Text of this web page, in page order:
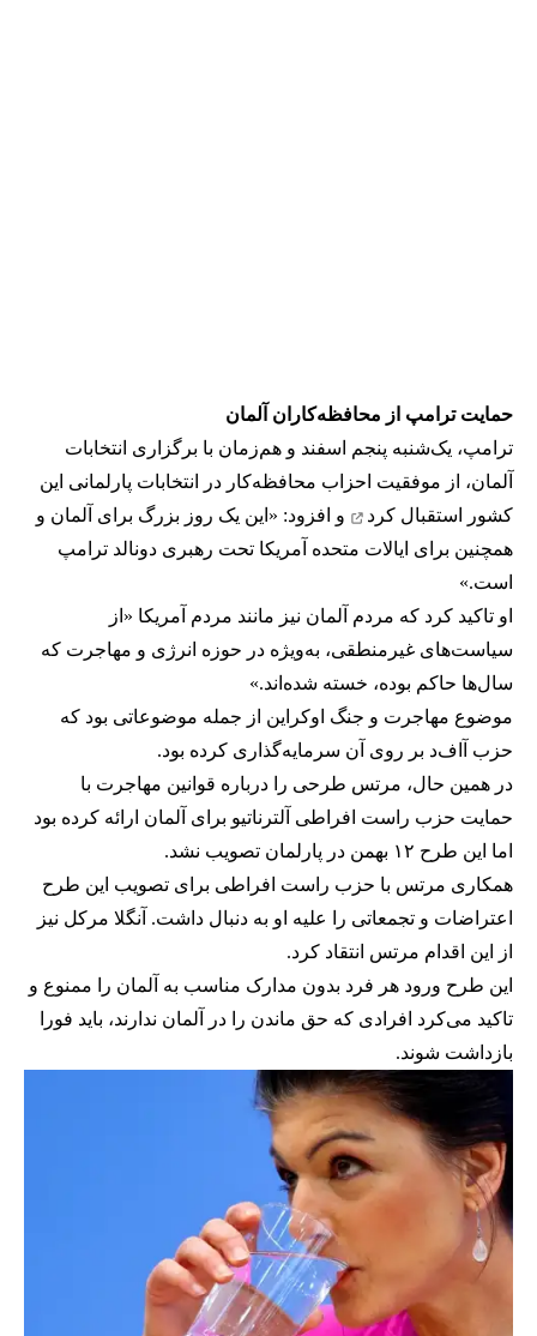
حمایت ترامپ از محافظه‌کاران آلمان
ترامپ، یک‌شنبه پنجم اسفند و هم‌زمان با برگزاری انتخابات
آلمان، از موفقیت احزاب محافظه‌کار در انتخابات پارلمانی این
کشور
استقبال کرد
و افزود: «این یک روز بزرگ برای آلمان و
همچنین برای ایالات متحده آمریکا تحت رهبری دونالد ترامپ
است.»
او تاکید کرد که مردم آلمان نیز مانند مردم آمریکا «از
سیاست‌های غیرمنطقی، به‌ویژه در حوزه انرژی و مهاجرت که
سال‌ها حاکم بوده، خسته شده‌اند.»
موضوع مهاجرت و جنگ اوکراین از جمله موضوعاتی بود که
حزب آاف‌د بر روی آن سرمایه‌گذاری کرده بود.
در همین حال، مرتس طرحی را درباره قوانین مهاجرت با
حمایت حزب راست افراطی آلترناتیو برای آلمان ارائه کرده بود
اما این طرح ۱۲ بهمن در پارلمان تصویب نشد.
همکاری مرتس با حزب راست افراطی برای تصویب این طرح
اعتراضات و تجمعاتی را علیه او به دنبال داشت. آنگلا مرکل نیز
از این اقدام مرتس انتقاد کرد.
این طرح ورود هر فرد بدون مدارک مناسب به آلمان را ممنوع و
تاکید می‌کرد افرادی که حق ماندن را در آلمان ندارند، باید فورا
بازداشت شوند.